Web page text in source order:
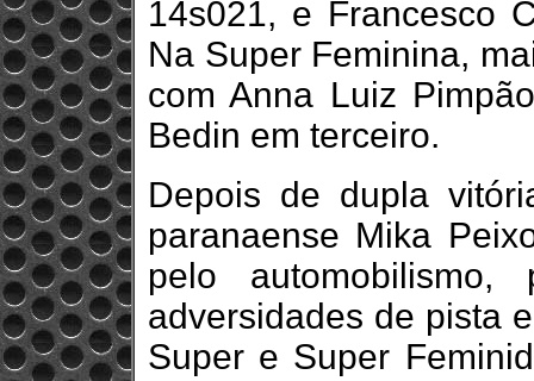
14s021, e Francesco
Na Super Feminina,
com Anna Luiz
Bedin em terceiro.
Depois de dupla
paranaense Mika
pelo
adversidades de pista
Super e Super